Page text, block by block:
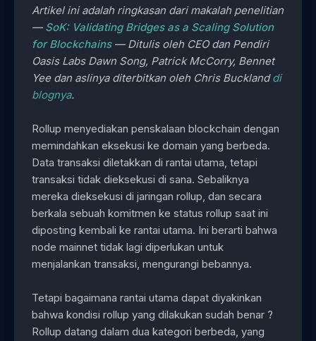
Artikel ini adalah ringkasan dari makalah penelitian
— SoK: Validating Bridges as a Scaling Solution
for Blockchains — Ditulis oleh CEO dan Pendiri
Oasis Labs Dawn Song, Patrick McCorry, Bennet
Yee dan aslinya diterbitkan oleh Chris Bucklanddi
blognya.
Rollup menyediakan penskalaan blockchain dengan
memindahkan eksekusi ke domain yang berbeda.
Data transaksi diletakkan di rantai utama, tetapi
transaksi tidak dieksekusi di sana. Sebaliknya
mereka dieksekusi di jaringan rollup, dan secara
berkala sebuah komitmen ke status rollup saat ini
diposting kembali ke rantai utama. Ini berarti bahwa
node mainnet tidak lagi diperlukan untuk
menjalankan transaksi, mengurangi bebannya.
Tetapi bagaimana rantai utama dapat diyakinkan
bahwa kondisi rollup yang dilakukan sudah benar ?
Rollup datang dalam dua kategori berbeda, yang